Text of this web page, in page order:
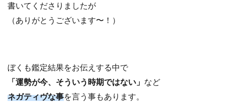
書いてくださりましたが
（ありがとうございます〜！）
ぼくも鑑定結果をお伝えする中で
「運勢が今、そういう時期ではない」 など
ネガティヴな事を言う事もあります。